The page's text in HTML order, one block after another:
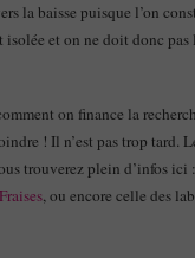
la baisse puisque l’on
et on ne doit donc
on finance la
! Il n’est pas trop tard.
trouverez plein d’infos ici :
, ou encore celle des